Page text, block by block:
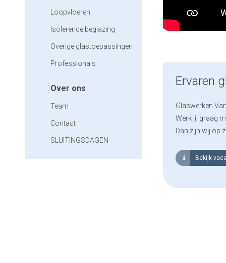
Loopvloeren
Isolerende beglazing
Overige glastoepassingen
Professionals
Over ons
Team
Contact
SLUITINGSDAGEN
Ervaren
Glaswerken
Werk jij graag
Dan zijn wij op
Bekijk